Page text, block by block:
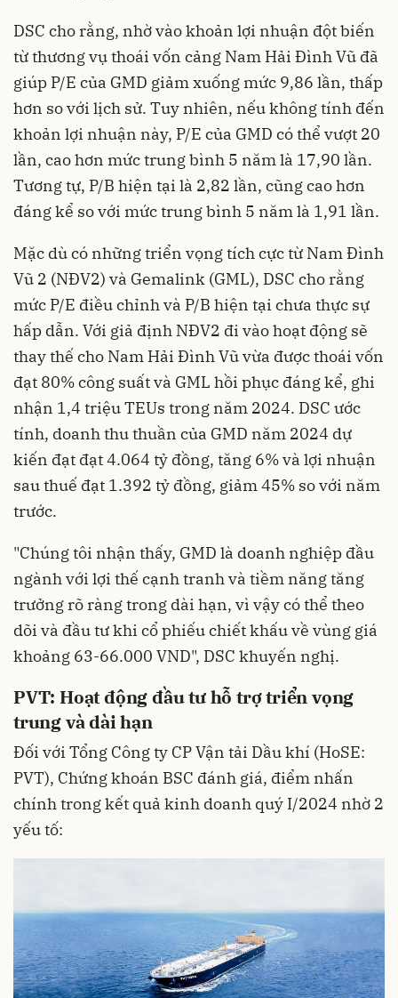
DSC cho rằng, nhờ vào khoản lợi nhuận đột biến
từ thương vụ thoái vốn cảng Nam Hải Đình Vũ đã
giúp P/E của GMD giảm xuống mức 9,86 lần, thấp
hơn so với lịch sử. Tuy nhiên, nếu không tính đến
khoản lợi nhuận này, P/E của GMD có thể vượt 20
lần, cao hơn mức trung bình 5 năm là 17,90 lần.
Tương tự, P/B hiện tại là 2,82 lần, cũng cao hơn
đáng kể so với mức trung bình 5 năm là 1,91 lần.
Mặc dù có những triển vọng tích cực từ Nam Đình
Vũ 2 (NĐV2) và Gemalink (GML), DSC cho rằng
mức P/E điều chỉnh và P/B hiện tại chưa thực sự
hấp dẫn. Với giả định NĐV2 đi vào hoạt động sẽ
thay thế cho Nam Hải Đình Vũ vừa được thoái vốn
đạt 80% công suất và GML hồi phục đáng kể, ghi
nhận 1,4 triệu TEUs trong năm 2024. DSC ước
tính, doanh thu thuần của GMD năm 2024 dự
kiến đạt đạt 4.064 tỷ đồng, tăng 6% và lợi nhuận
sau thuế đạt 1.392 tỷ đồng, giảm 45% so với năm
trước.
"Chúng tôi nhận thấy, GMD là doanh nghiệp đầu
ngành với lợi thế cạnh tranh và tiềm năng tăng
trưởng rõ ràng trong dài hạn, vì vậy có thể theo
dõi và đầu tư khi cổ phiếu chiết khấu về vùng giá
khoảng 63-66.000 VND", DSC khuyến nghị.
PVT: Hoạt động đầu tư hỗ trợ triển vọng
trung và dài hạn
Đối với Tổng Công ty CP Vận tải Dầu khí (HoSE:
PVT), Chứng khoán BSC đánh giá, điểm nhấn
chính trong kết quả kinh doanh quý I/2024 nhờ 2
yếu tố: